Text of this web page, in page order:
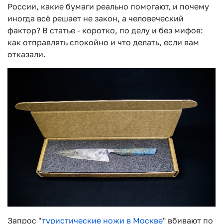
России, какие бумаги реально помогают, и почему
иногда всё решает не закон, а человеческий
фактор? В статье - коротко, по делу и без мифов:
как отправлять спокойно и что делать, если вам
отказали.
Запрос "туристические ножи в Москве" вбивают по